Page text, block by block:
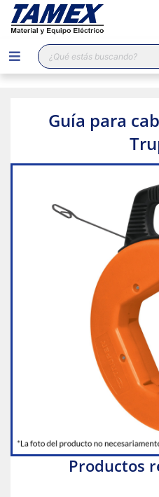
Búsqueda
de
productos
Guía para
Productos